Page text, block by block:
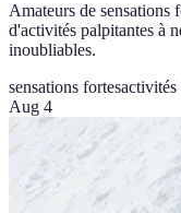
Amateurs de sensations
d'activités palpitantes à
inoubliables.
sensations fortesactivités
Aug 4